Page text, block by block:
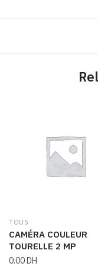
TOUS
CAMÉRA COULEUR
TOURELLE 2 MP
0.00DH